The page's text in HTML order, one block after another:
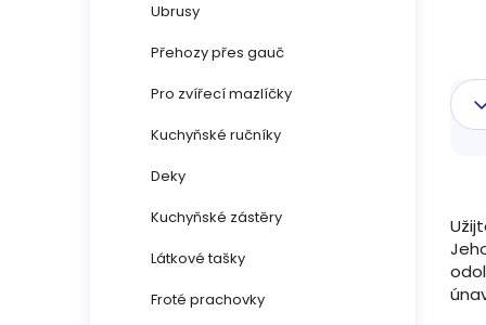
Ubrusy
Přehozy přes gauč
Pro zvířecí mazlíčky
Kuchyňské ručníky
Deky
Kuchyňské zástěry
Látkové tašky
Froté prachovky